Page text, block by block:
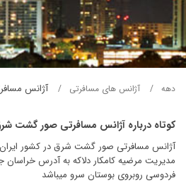
دهه آژانس های مسافرتی آژانس
کوتاه درباره آژانس مسافرتی صور گشت
آژانس مسافرتی صور گشت شرق در کشور ایران
مدیریت مرضیه کامکار دلاکه به آدرس خراسان
فردوسی روبروی بوستان سرو میباشد